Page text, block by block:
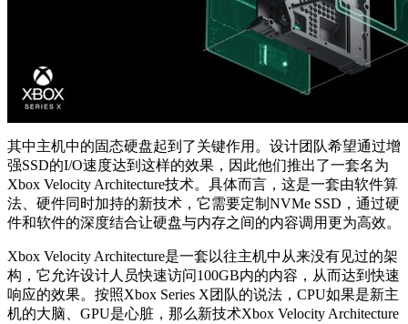
其中主机中的固态硬盘起到了关键作用。设计团队希望通过增
强SSD的I/O速度达到这样的效果，因此他们推出了一套名为
Xbox Velocity Architecture技术。具体而言，这是一套由软件算
法、硬件同时加持的新技术，它需要定制NVMe SSD，通过硬
件和软件的深度结合让硬盘与内存之间的内容调用更为高效。
Xbox Velocity Architecture是一套以往主机中从来没有见过的架
构，它允许设计人员快速访问100GB内的内容，从而达到快速
响应的效果。按照Xbox Series X团队的说法，CPU如果是新主
机的大脑、GPU是心脏，那么新技术Xbox Velocity Architecture